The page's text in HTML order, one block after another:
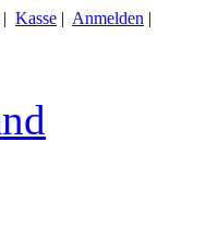
| Kasse | Anmelden |